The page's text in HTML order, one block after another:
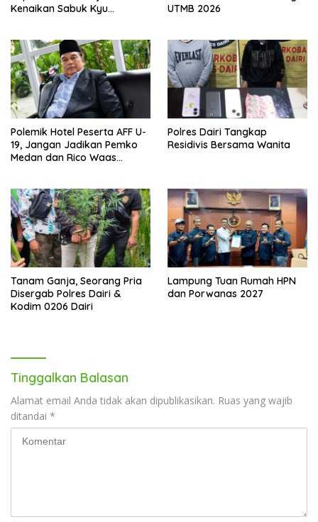
Kenaikan Sabuk Kyu
UTMB 2026
Polemik Hotel Peserta AFF U-
19, Jangan Jadikan Pemko
Medan dan Rico Waas
Polres Dairi Tangkap
Residivis Bersama Wanita
Tanam Ganja, Seorang Pria
Disergab Polres Dairi &
Kodim 0206 Dairi
Lampung Tuan Rumah HPN
dan Porwanas 2027
Tinggalkan Balasan
Alamat email Anda tidak akan dipublikasikan. Ruas yang wajib
ditandai *